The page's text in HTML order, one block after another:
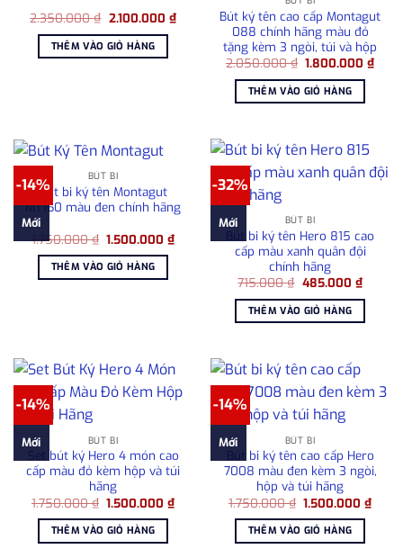
2.350.000₫ Giá
là:
2.350.000 ₫.
2.100.000 ₫Giá
hiện
2.100.000 ₫.
THÊM VÀO GIỎ HÀNG
Bút ký tên cao cấp Montagut
088 chính hãng màu đỏ
tặng kèm 3 ngòi, túi và hộp
2.050.000₫ Giá
là:
2.050.000 ₫.
1.800.000₫Giá
hiện
THÊM VÀO GIỎ HÀNG
-14%
Mới
BÚT BI
Bút bi ký tên Montagut
MT160 màu đen chính hãng
1.750.000₫ Giá
là:
1.750.000 ₫.
1.500.000₫Giá
hiện
1.500.000 ₫.
THÊM VÀO GIỎ HÀNG
-32%
Mới BÚT BI
Bút bi ký tên Hero 815 cao
cấp màu xanh quân đội
chính hãng
715.000₫ Giá
là:
715.000 ₫.
485.000 ₫Giá
tại
THÊM VÀO GIỎ HÀNG
-14%
Mới BÚT BI
Set bút ký Hero 4 món cao
cấp màu đỏ kèm hộp và túi
hãng
1.750.000₫ Giá
là:
1.750.000 ₫.
1.500.000₫Giá
hiện
1.500.000 ₫.
THÊM VÀO GIỎ HÀNG
-14%
Mới BÚT BI
Bút bi ký tên cao cấp Hero
7008 màu đen kèm 3 ngòi,
hộp và túi hãng
1.750.000₫ Giá
là:
1.750.000 ₫.
1.500.000₫Giá
hiện
THÊM VÀO GIỎ HÀNG